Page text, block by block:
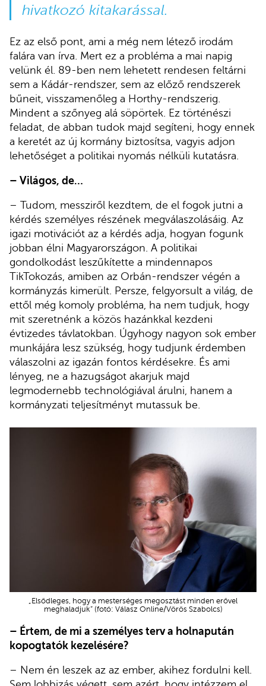
hivatkozó kitakarással.
Ez az első pont, ami a még nem létező irodám
falára van írva. Mert ez a probléma a mai napig
velünk él. 89-ben nem lehetett rendesen feltárni
sem a Kádár-rendszer, sem az előző rendszerek
bűneit, visszamenőleg a Horthy-rendszerig.
Mindent a szőnyeg alá söpörtek. Ez történészi
feladat, de abban tudok majd segíteni, hogy ennek
a keretét az új kormány biztosítsa, vagyis adjon
lehetőséget a politikai nyomás nélküli kutatásra.
– Világos, de…
– Tudom, messziről kezdtem, de el fogok jutni a
kérdés személyes részének megválaszolásáig. Az
igazi motivációt az a kérdés adja, hogyan fogunk
jobban élni Magyarországon. A politikai
gondolkodást leszűkítette a mindennapos
TikTokozás, amiben az Orbán-rendszer végén a
kormányzás kimerült. Persze, felgyorsult a világ, de
ettől még komoly probléma, ha nem tudjuk, hogy
mit szeretnénk a közös hazánkkal kezdeni
évtizedes távlatokban. Úgyhogy nagyon sok ember
munkájára lesz szükség, hogy tudjunk érdemben
válaszolni az igazán fontos kérdésekre. És ami
lényeg, ne a hazugságot akarjuk majd
legmodernebb technológiával árulni, hanem a
kormányzati teljesítményt mutassuk be.
„Elsődleges, hogy a mesterséges megosztást minden erővel
meghaladjuk” (fotó: Válasz Online/Vörös Szabolcs)
– Értem, de mi a személyes terv a holnapután
kopogtatók kezelésére?
– Nem én leszek az az ember, akihez fordulni kell.